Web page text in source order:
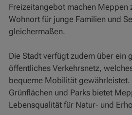
Freizeitangebot machen Meppen
Wohnort für junge Familien und
gleichermaßen.
Die Stadt verfügt zudem über ein
öffentliches Verkehrsnetz,
bequeme Mobilität
Grünflächen und Parks bietet
Lebensqualität für Natur- und